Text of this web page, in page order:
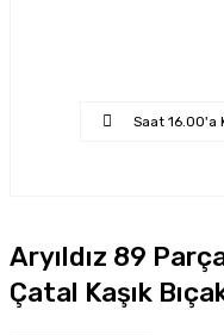
Saat 16.00'a
Aryıldız 89
Çatal Kaşık